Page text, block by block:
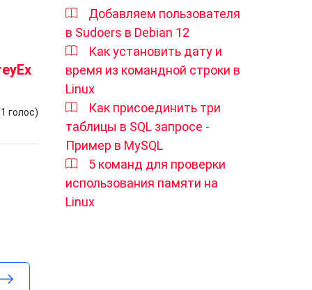
1 голос)
Добавляем пользователя
в Sudoers в Debian 12
Как установить дату и
время из командной строки в
Linux
Как присоединить три
таблицы в SQL запросе -
Пример в MySQL
5 команд для проверки
использования памяти на
Linux